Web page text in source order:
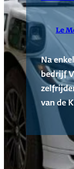
Le
Na
bedrijf
van de